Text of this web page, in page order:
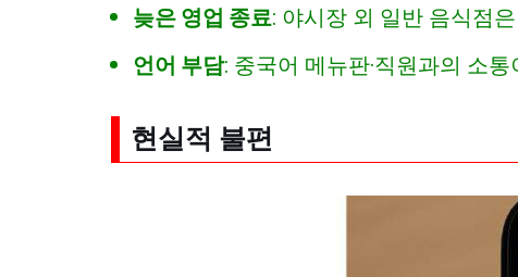
늦은 영업 종료: 야시장 외 일반 음식점
언어 부담: 중국어 메뉴판·직원과의 소
현실적 불편